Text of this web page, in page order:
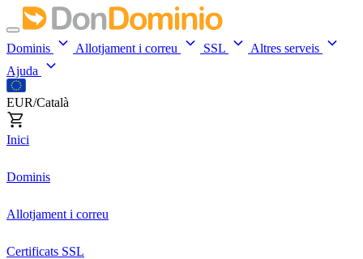
Dominis Allotjament i correu SSL
Altres serveis
Ajuda
EUR/Català
Inici
Dominis
Allotjament i correu
Certificats SSL